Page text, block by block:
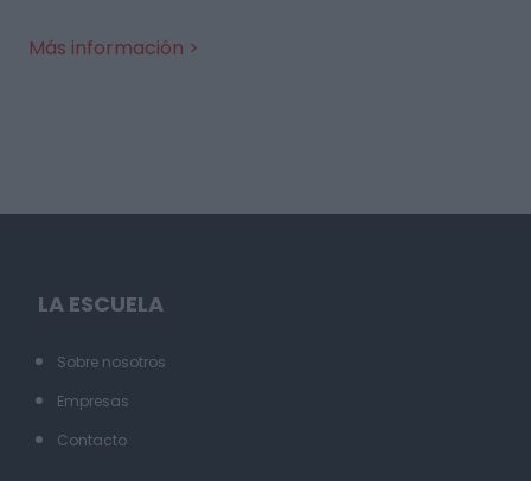
Más información >
LA ESCUELA
Sobre nosotros
Empresas
Contacto